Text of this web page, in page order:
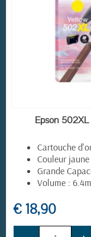
Epson
Cartouche
Couleur jaune
Grande
Volume :
€ 18,90